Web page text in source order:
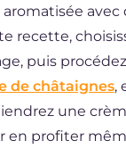
BR
NL
aromatisée
recette,
puis
de châtaignes,
une
en profiter